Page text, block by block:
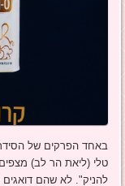
באחד הפרקים של
טלי (ליאת הר לב)
להניק". לא שהם דואגים